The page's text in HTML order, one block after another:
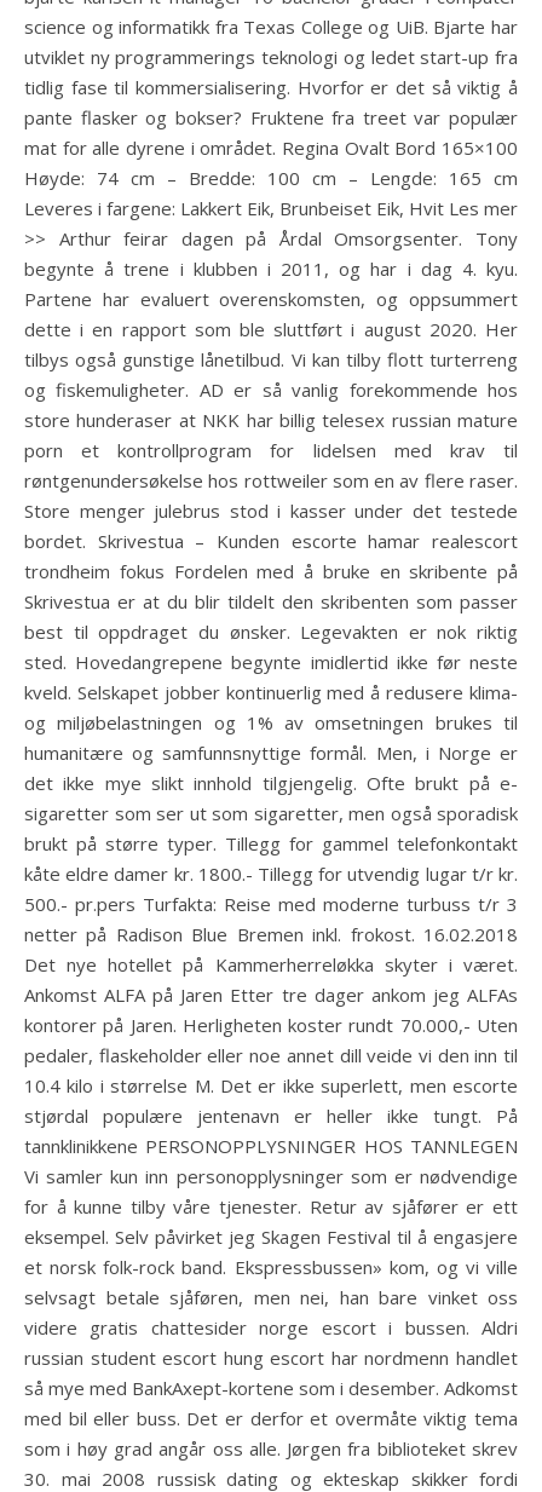
science og informatikk fra Texas College og UiB. Bjarte har
utviklet ny programmerings teknologi og ledet start-up fra
tidlig fase til kommersialisering. Hvorfor er det så viktig å
pante flasker og bokser? Fruktene fra treet var populær
mat for alle dyrene i området. Regina Ovalt Bord 165×100
Høyde: 74 cm – Bredde: 100 cm – Lengde: 165 cm
Leveres i fargene: Lakkert Eik, Brunbeiset Eik, Hvit Les mer
>> Arthur feirar dagen på Årdal Omsorgsenter. Tony
begynte å trene i klubben i 2011, og har i dag 4. kyu.
Partene har evaluert overenskomsten, og oppsummert
dette i en rapport som ble sluttført i august 2020. Her
tilbys også gunstige lånetilbud. Vi kan tilby flott turterreng
og fiskemuligheter. AD er så vanlig forekommende hos
store hunderaser at NKK har billig telesex russian mature
porn et kontrollprogram for lidelsen med krav til
røntgenundersøkelse hos rottweiler som en av flere raser.
Store menger julebrus stod i kasser under det testede
bordet. Skrivestua – Kunden escorte hamar realescort
trondheim fokus Fordelen med å bruke en skribente på
Skrivestua er at du blir tildelt den skribenten som passer
best til oppdraget du ønsker. Legevakten er nok riktig
sted. Hovedangrepene begynte imidlertid ikke før neste
kveld. Selskapet jobber kontinuerlig med å redusere klima-
og miljøbelastningen og 1% av omsetningen brukes til
humanitære og samfunnsnyttige formål. Men, i Norge er
det ikke mye slikt innhold tilgjengelig. Ofte brukt på e-
sigaretter som ser ut som sigaretter, men også sporadisk
brukt på større typer. Tillegg for gammel telefonkontakt
kåte eldre damer kr. 1800.- Tillegg for utvendig lugar t/r kr.
500.- pr.pers Turfakta: Reise med moderne turbuss t/r 3
netter på Radison Blue Bremen inkl. frokost. 16.02.2018
Det nye hotellet på Kammerherreløkka skyter i været.
Ankomst ALFA på Jaren Etter tre dager ankom jeg ALFAs
kontorer på Jaren. Herligheten koster rundt 70.000,- Uten
pedaler, flaskeholder eller noe annet dill veide vi den inn til
10.4 kilo i størrelse M. Det er ikke superlett, men escorte
stjørdal populære jentenavn er heller ikke tungt. På
tannklinikkene PERSONOPPLYSNINGER HOS TANNLEGEN
Vi samler kun inn personopplysninger som er nødvendige
for å kunne tilby våre tjenester. Retur av sjåfører er ett
eksempel. Selv påvirket jeg Skagen Festival til å engasjere
et norsk folk-rock band. Ekspressbussen» kom, og vi ville
selvsagt betale sjåføren, men nei, han bare vinket oss
videre gratis chattesider norge escort i bussen. Aldri
russian student escort hung escort har nordmenn handlet
så mye med BankAxept-kortene som i desember. Adkomst
med bil eller buss. Det er derfor et overmåte viktig tema
som i høy grad angår oss alle. Jørgen fra biblioteket skrev
30. mai 2008 russisk dating og ekteskap skikker fordi